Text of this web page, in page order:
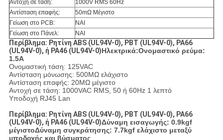
Αντοχή σε τάση:
1000V RMS 60Hz
Αντίσταση επαφής:
50mΩ Μέγιστο
Γείωση στο PCB:
ΝΑΙ
Γείωση στο Πάνελ:
ΝΑΙ
Περίβλημα: Ρητίνη ABS (UL94V-0), PBT (UL94V-0), PA66
(UL94V-0), ή PA46 (UL94V-0)Ηλεκτρικά:Ονομαστικό ρεύμα:
1.5A
Ονομαστική τάση: 125VAC
Αντίσταση μόνωσης: 500MΩ ελάχιστο
Αντίσταση επαφής: 20MΩ μέγιστο
Αντοχή σε τάση: 1000VAC RMS, 50 ή 60Hz 1 λεπτό
Υποδοχή RJ45 Lan
Περίβλημα: Ρητίνη ABS (UL94V-0), PBT (UL94V-0), PA66
(UL94V-0), ή PA46 (UL94V-0)Δύναμη εισαγωγής: 0.9kgf
μέγιστοΔύναμη συγκράτησης: 7.7kgf ελάχιστο μεταξύ
υποδοχής και βύσματος